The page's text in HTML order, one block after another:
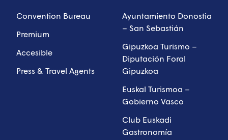
Convention Bureau
Premium
Accesible
Press & Travel Agents
Ayuntamiento Donostia
– San Sebastián
Gipuzkoa Turismo –
Diputación Foral
Gipuzkoa
Euskal Turismoa –
Gobierno Vasco
Club Euskadi
Gastronomía